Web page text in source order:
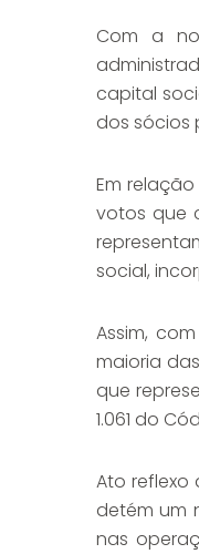
Com a
capital
dos sócios
Em
votos que
social,
Assim,
maioria
que
1.061 do
Ato reflexo
detém um
nas